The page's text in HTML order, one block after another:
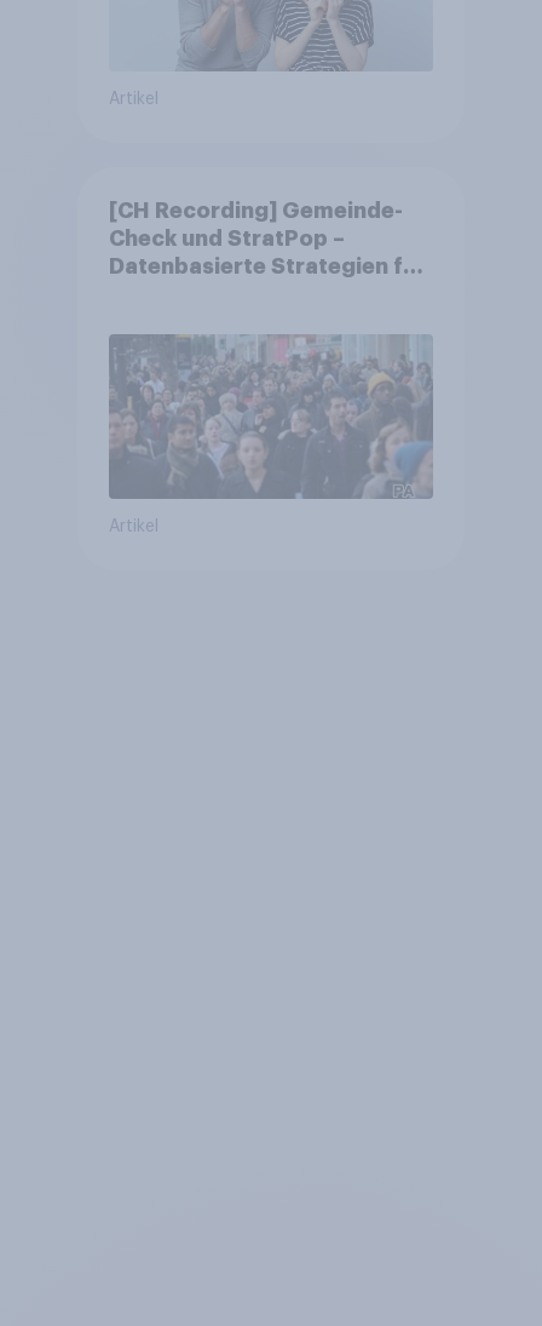
Artikel
[CH Recording] Gemeinde-
Check und StratPop –
Datenbasierte Strategien für
Artikel